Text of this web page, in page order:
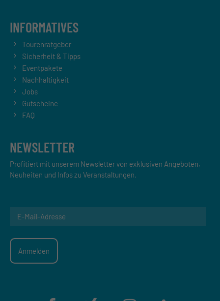
INFORMATIVES
Tourenratgeber
Sicherheit & Tipps
Eventpakete
Nachhaltigkeit
Jobs
Gutscheine
FAQ
NEWSLETTER
Profitiert mit unserem Newsletter von exklusiven Angeboten,
Neuheiten und Infos zu Veranstaltungen.